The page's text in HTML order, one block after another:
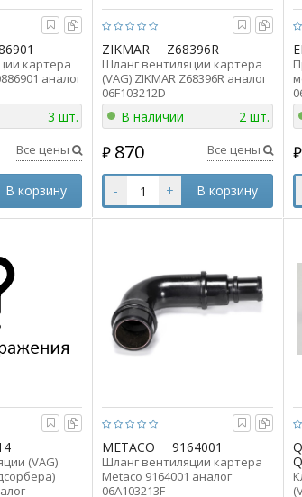
картера
аналог
3 шт.
Все цены
В корзину
ZIKMAR Z68396R
Шланг вентиляции картера
(VAG) ZIKMAR Z68396R аналог
06F103212D
В наличии 2 шт.
₽ 870 Все цены
- + В корзину
₽
(VAG)
METACO 9164001
Шланг вентиляции картера
Metaco 9164001 аналог
06A103213F